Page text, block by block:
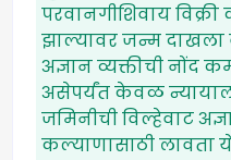
परवानगीशिवाय विक्री
झाल्यावर जन्म
अज्ञान व्यक्तीची नोंद
असेपर्यंत केवळ
जमिनीची विल्हेवाट
कल्याणासाठी लावता